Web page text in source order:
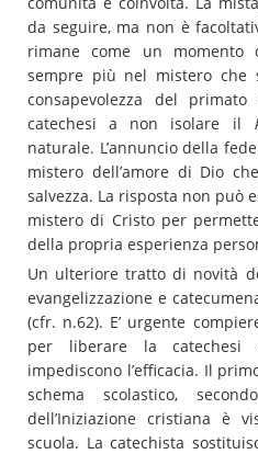
da seguire, ma non è
rimane come un momento
sempre più nel mistero che
consapevolezza del
catechesi a non isolare il
naturale. L’annuncio della
mistero dell’amore di Dio
salvezza. La risposta non può
mistero di Cristo per
della propria esperienza
Un ulteriore tratto di novità
evangelizzazione e
(cfr. n.62). E’ urgente
per liberare la
impediscono l’efficacia. Il
schema scolastico,
dell’Iniziazione cristiana è
scuola. La catechista